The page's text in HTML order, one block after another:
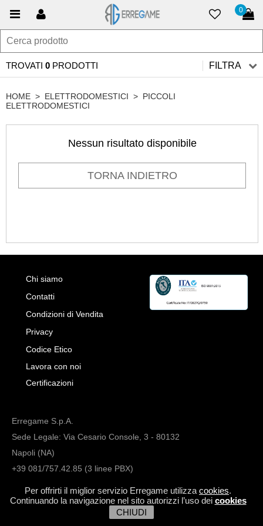
Per offrirti il miglior servizio Erregame utilizza cookies.
Continuando la navigazione nel sito autorizzi l’uso dei cookies
CHIUDI
0
TROVATI 0 PRODOTTI FILTRA
HOME > ELETTRODOMESTICI > PICCOLI
ELETTRODOMESTICI
Nessun risultato disponibile
TORNA INDIETRO
Chi siamo
Contatti
Condizioni di Vendita
Privacy
Codice Etico
Lavora con noi
Certificazioni
Erregame S.p.A.
Sede Legale: Via Cesario Console, 3 - 80132
Napoli (NA)
+39 081/757.42.85 (3 linee PBX)